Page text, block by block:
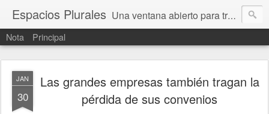
Espacios Plurales Una ventana abierto para tratar problemas que nos afectan a todxs. Temas sociales, educación, cultura, economía, política, derechos, calidad de vida. Estamos gobernados, pero queremos una calidad mayor en la política.
Nota Principal
JAN
30
Las grandes empresas también tragan la
pérdida de sus convenios